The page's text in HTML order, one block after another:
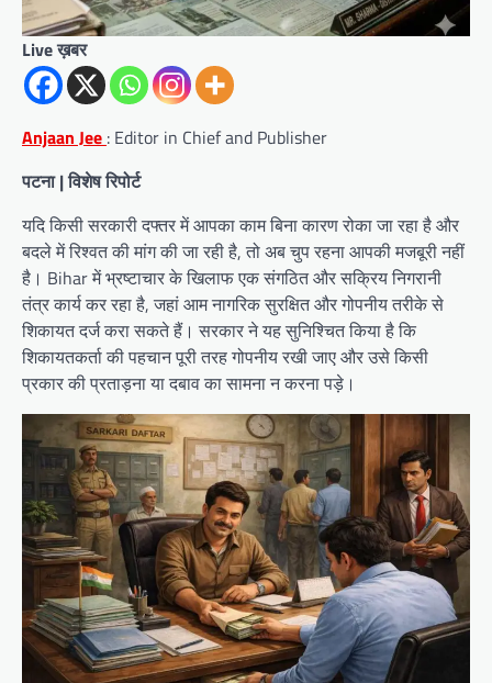
Live ख़बर
Anjaan Jee : Editor in Chief and Publisher
पटना | विशेष रिपोर्ट
यदि किसी सरकारी दफ्तर में आपका काम बिना कारण रोका जा रहा है और
बदले में रिश्वत की मांग की जा रही है, तो अब चुप रहना आपकी मजबूरी नहीं
है। Bihar में भ्रष्टाचार के खिलाफ एक संगठित और सक्रिय निगरानी
तंत्र कार्य कर रहा है, जहां आम नागरिक सुरक्षित और गोपनीय तरीके से
शिकायत दर्ज करा सकते हैं। सरकार ने यह सुनिश्चित किया है कि
शिकायतकर्ता की पहचान पूरी तरह गोपनीय रखी जाए और उसे किसी
प्रकार की प्रताड़ना या दबाव का सामना न करना पड़े।